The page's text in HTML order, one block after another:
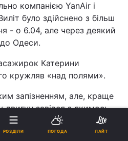
компанією YanAir і
було здійснено з більш
- о 6.04, але через деякий
до Одеси.
Катерини
кружляв «над полями».
запізненням, але, краще
двигун завівся з якимось
скоріше не завівся...
неполадки наземні і
РОЗДІЛИ ПОГОДА ЛАЙТ